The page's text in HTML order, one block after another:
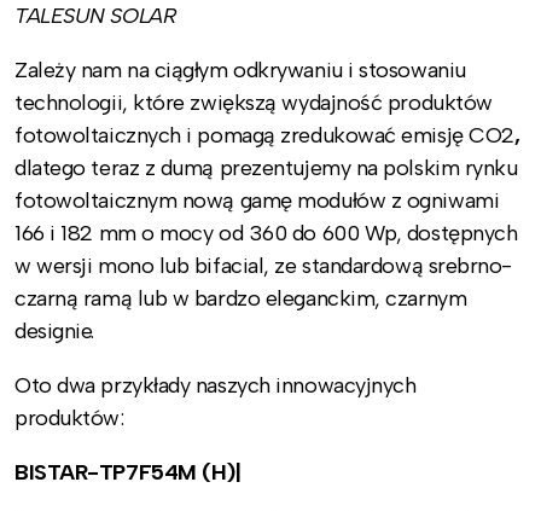
TALESUN SOLAR
Zależy nam na ciągłym odkrywaniu i stosowaniu
technologii, które zwiększą wydajność produktów
fotowoltaicznych i pomagą zredukować emisję CO2,
dlatego teraz z dumą prezentujemy na polskim rynku
fotowoltaicznym nową gamę modułów z ogniwami
166 i 182 mm o mocy od 360 do 600 Wp, dostępnych
w wersji mono lub bifacial, ze standardową srebrno-
czarną ramą lub w bardzo eleganckim, czarnym
designie.
Oto dwa przykłady naszych innowacyjnych
produktów:
BISTAR-TP7F54M (H)|